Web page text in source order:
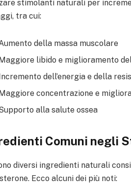
stimolanti naturali per
tra cui:
della massa muscolare
libido e miglioramento
dell’energia e della
concentrazione e
alla salute ossea
Comuni negli
diversi ingredienti naturali
Ecco alcuni dei più noti: